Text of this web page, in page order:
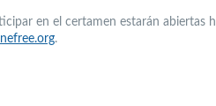
en el certamen estarán abiertas
.